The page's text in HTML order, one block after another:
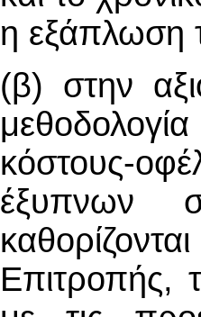
η εξάπλωση
(β) στην
κόστους-
έξυπνων
Επιτροπής,